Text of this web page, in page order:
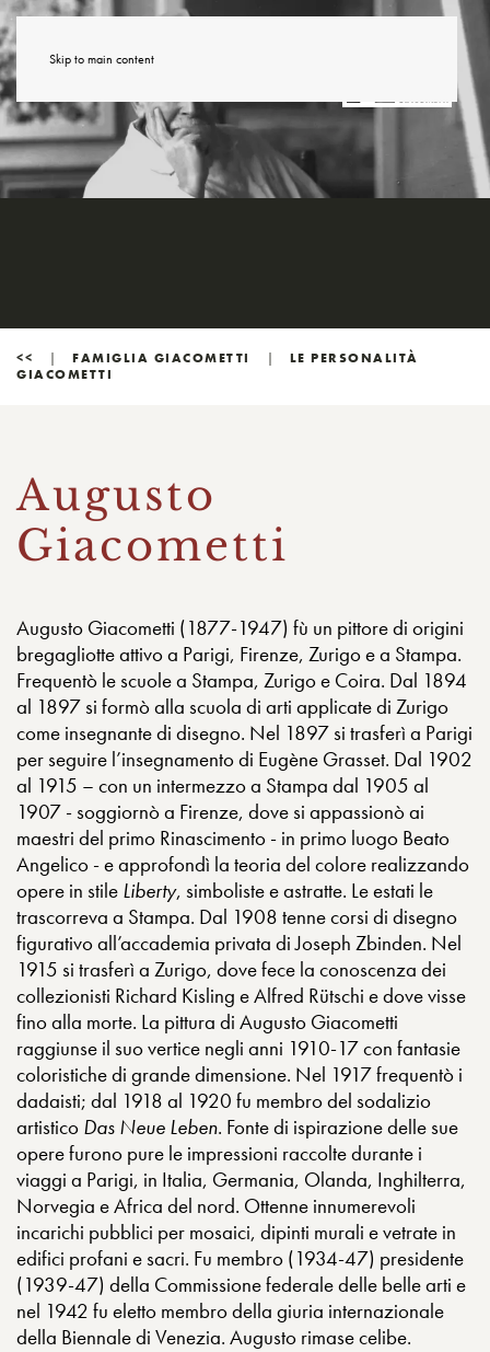
Skip to main content
<< FAMIGLIA GIACOMETTI
LE PERSONALITÀ
GIACOMETTI
Augusto
Giacometti
Augusto Giacometti (1877-1947) fù un pittore di origini
bregagliotte attivo a Parigi, Firenze, Zurigo e a Stampa.
Frequentò le scuole a Stampa, Zurigo e Coira. Dal 1894
al 1897 si formò alla scuola di arti applicate di Zurigo
come insegnante di disegno. Nel 1897 si trasferì a Parigi
per seguire l’insegnamento di Eugène Grasset. Dal 1902
al 1915 – con un intermezzo a Stampa dal 1905 al
1907 - soggiornò a Firenze, dove si appassionò ai
maestri del primo Rinascimento - in primo luogo Beato
Angelico - e approfondì la teoria del colore realizzando
opere in stile Liberty, simboliste e astratte. Le estati le
trascorreva a Stampa. Dal 1908 tenne corsi di disegno
figurativo all’accademia privata di Joseph Zbinden. Nel
1915 si trasferì a Zurigo, dove fece la conoscenza dei
collezionisti Richard Kisling e Alfred Rütschi e dove visse
fino alla morte. La pittura di Augusto Giacometti
raggiunse il suo vertice negli anni 1910-17 con fantasie
coloristiche di grande dimensione. Nel 1917 frequentò i
dadaisti; dal 1918 al 1920 fu membro del sodalizio
artistico Das Neue Leben. Fonte di ispirazione delle sue
opere furono pure le impressioni raccolte durante i
viaggi a Parigi, in Italia, Germania, Olanda, Inghilterra,
Norvegia e Africa del nord. Ottenne innumerevoli
incarichi pubblici per mosaici, dipinti murali e vetrate in
edifici profani e sacri. Fu membro (1934-47) presidente
(1939-47) della Commissione federale delle belle arti e
nel 1942 fu eletto membro della giuria internazionale
della Biennale di Venezia. Augusto rimase celibe.